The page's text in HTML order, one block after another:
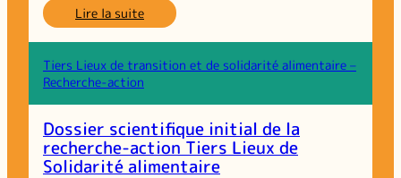
Lire la suite:
EDAP :
Présentation
du
Tiers Lieux de transition et de solidarité alimentaire –
Recherche-action
Dossier scientifique initial de la
recherche-action Tiers Lieux de
Solidarité alimentaire